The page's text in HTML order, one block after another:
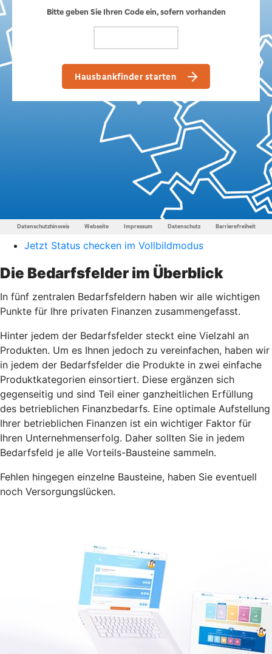
Jetzt Status checken im Vollbildmodus
Die Bedarfsfelder im Überblick
In fünf zentralen Bedarfsfeldern haben wir alle wichtigen
Punkte für Ihre privaten Finanzen zusammengefasst.
Hinter jedem der Bedarfsfelder steckt eine Vielzahl an
Produkten. Um es Ihnen jedoch zu vereinfachen, haben wir
in jedem der Bedarfsfelder die Produkte in zwei einfache
Produktkategorien einsortiert. Diese ergänzen sich
gegenseitig und sind Teil einer ganzheitlichen Erfüllung
des betrieblichen Finanzbedarfs. Eine optimale Aufstellung
Ihrer betrieblichen Finanzen ist ein wichtiger Faktor für
Ihren Unternehmenserfolg. Daher sollten Sie in jedem
Bedarfsfeld je alle Vorteils-Bausteine sammeln.
Fehlen hingegen einzelne Bausteine, haben Sie eventuell
noch Versorgungslücken.